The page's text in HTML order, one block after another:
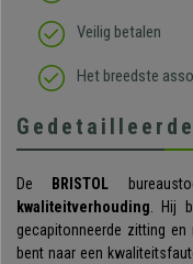
Veilig betalen
Het breedste
Gedetailleerde
De BRISTOL
kwaliteitverhouding. Hij
gecapitonneerde zitting
bent naar een